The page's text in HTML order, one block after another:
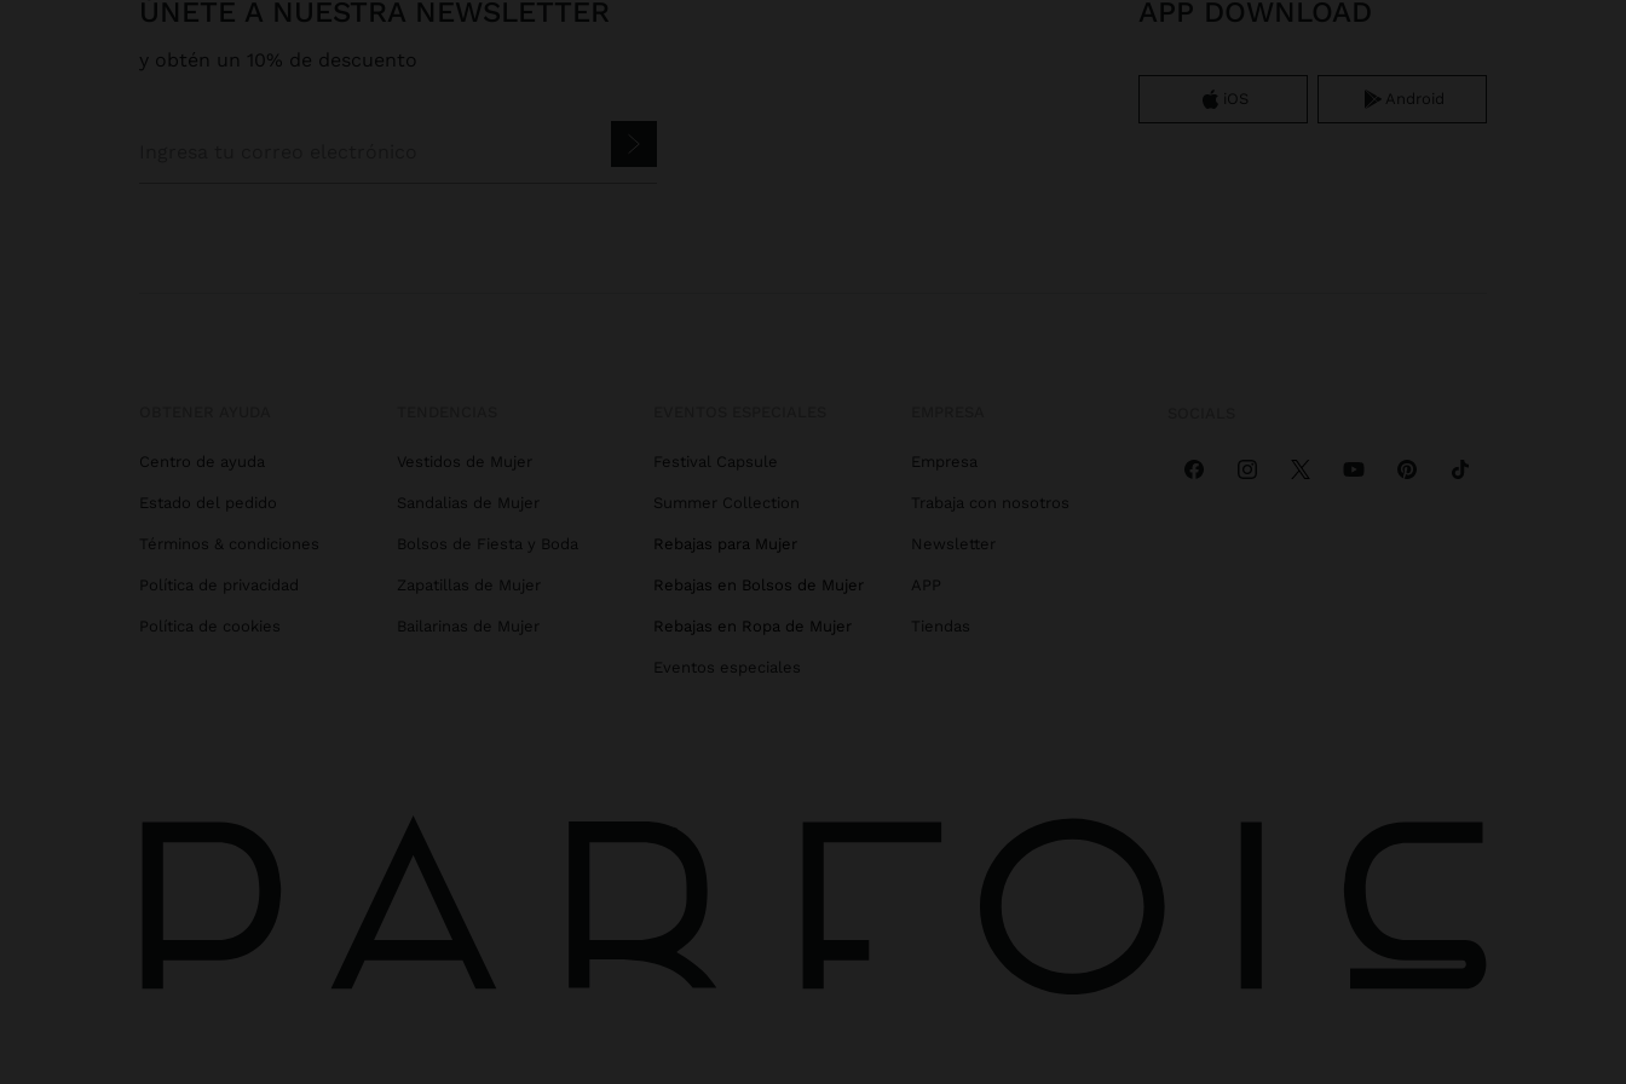
ÚNETE A NUESTRA NEWSLETTER
y obtén un 10% de descuento
APP DOWNLOAD
iOS Android
Centro de ayuda
Estado del pedido
Términos & condiciones
Política de privacidad
Política de cookies
Vestidos de Mujer
Sandalias de Mujer
Bolsos de Fiesta y Boda
Zapatillas de Mujer
Bailarinas de Mujer
Festival Capsule
Summer Collection
Rebajas para Mujer
Rebajas en Bolsos de Mujer
Rebajas en Ropa de Mujer
Eventos especiales
Empresa
Trabaja con nosotros
Newsletter
APP
Tiendas